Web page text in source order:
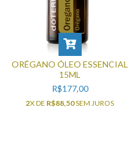
ORÉGANO ÓLEO ESSENCIAL
15ML
R$177,00
2X DE R$88,50SEM JUROS